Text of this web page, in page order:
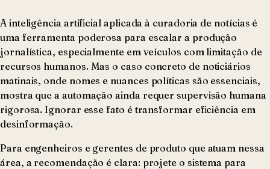
A inteligência artificial aplicada à curadoria de notícias é
uma ferramenta poderosa para escalar a produção
jornalística, especialmente em veículos com limitação de
recursos humanos. Mas o caso concreto de noticiários
matinais, onde nomes e nuances políticas são essenciais,
mostra que a automação ainda requer supervisão humana
rigorosa. Ignorar esse fato é transformar eficiência em
desinformação.
Para engenheiros e gerentes de produto que atuam nessa
área, a recomendação é clara: projete o sistema para